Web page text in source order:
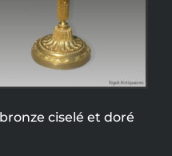
ciselé et doré